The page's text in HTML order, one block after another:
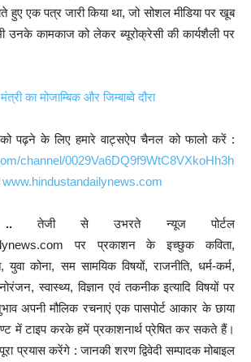
हुए एक पत्र जारी किया था, जो सोशल मीडिया पर खूब
उनके कामकाज को लेकर ब्यूरोक्रेसी की कार्यशैली पर
का मोजाम्बिक और जिम्बाब्वे दौरा
को पढ़ने के लिए हमारे वाट्सऐप चैनल को फालो करें :
channel/0029Va6DQ9f9WtC8VXkoHh3h
www.hindustandailynews.com
तेजी से उभरते न्यूज पोर्टल
पर प्रकाशन के इच्छुक कविता,
युवा कोना, सम सामयिक विषयों, राजनीति, धर्म-कर्म,
स्वास्थ्य, विज्ञान एवं तकनीक इत्यादि विषयों पर
अपनी मौलिक रचनाएं एक पासपोर्ट आकार के छाया
में टाइप करके हमें प्रकाशनार्थ प्रेषित कर सकते हैं।
प्रयास करेंगे : जानकी शरण द्विवेदी सम्पादक मोबाइल